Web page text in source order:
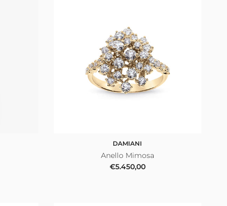
DAMIANI
Anello Mimosa
Prezzo normale
€5.450,00